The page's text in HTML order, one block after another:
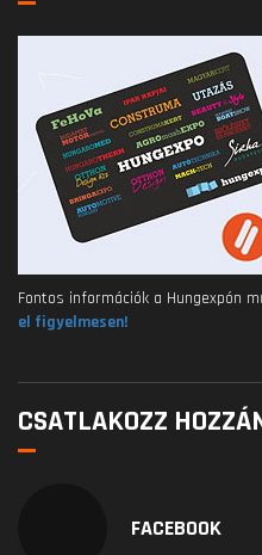
Fontos információk a Hungexpón
el figyelmesen!
CSATLAKOZZ
FACEBOOK